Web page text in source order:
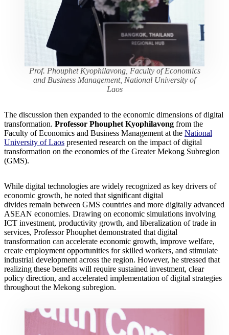
Prof. Phouphet Kyophilavong, Faculty of Economics
and Business Management, National University of
Laos
The discussion then expanded to the economic dimensions of digital
transformation. Professor Phouphet Kyophilavong from the
Faculty of Economics and Business Management at the National
University of Laos presented research on the impact of digital
transformation on the economies of the Greater Mekong Subregion
(GMS).
While digital technologies are widely recognized as key drivers of
economic growth, he noted that significant digital
divides remain between GMS countries and more digitally advanced
ASEAN economies. Drawing on economic simulations involving
ICT investment, productivity growth, and liberalization of trade in
services, Professor Phouphet demonstrated that digital
transformation can accelerate economic growth, improve welfare,
create employment opportunities for skilled workers, and stimulate
industrial development across the region. However, he stressed that
realizing these benefits will require sustained investment, clear
policy direction, and accelerated implementation of digital strategies
throughout the Mekong subregion.